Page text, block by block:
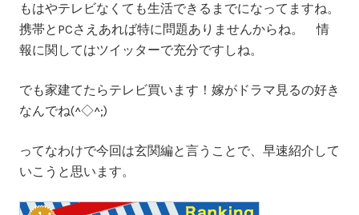
もはやテレビなくても生活できるまでになってますね。
携帯とPCさえあれば特に問題ありませんからね。 情
報に関してはツイッターで充分ですしね。
でも家建てたらテレビ買います！嫁がドラマ見るの好き
なんでね(^◇^;)
ってなわけで今回は玄関編と言うことで、早速紹介して
いこうと思います。